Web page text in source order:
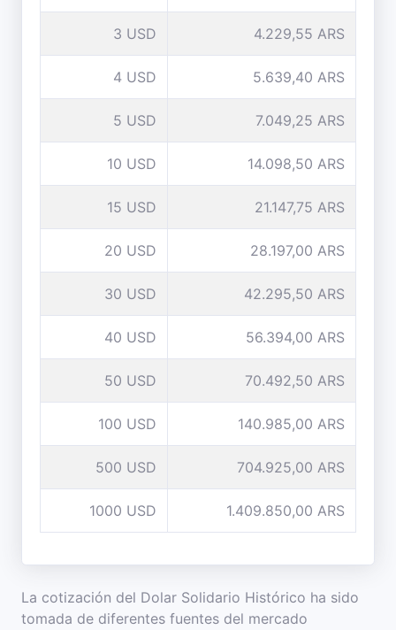
3 USD 4.229,55 ARS
4 USD 5.639,40 ARS
5 USD 7.049,25 ARS
10 USD 14.098,50 ARS
15 USD 21.147,75 ARS
20 USD 28.197,00 ARS
30 USD 42.295,50 ARS
40 USD 56.394,00 ARS
50 USD 70.492,50 ARS
100 USD 140.985,00 ARS
500 USD 704.925,00 ARS
1000 USD 1.409.850,00 ARS
La cotización del Dolar Solidario Histórico ha sido
tomada de diferentes fuentes del mercado